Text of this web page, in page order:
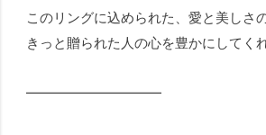
このリングに込められた、愛と美しさ
きっと贈られた人の心を豊かにしてく
━━━━━━━━━━